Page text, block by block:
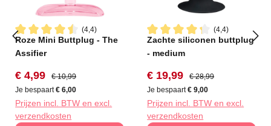
(4,4)
Gemiddelde waardering van 4.4 van 5 sterren
Roze Mini Buttplug - The
Assifier
Verkoopprijs:
€ 4,99 Normale prijs:
€ 10,99
Je bespaart€ 6,00
Prijzen incl. BTW en excl.
verzendkosten
(4,4)
Gemiddelde waardering van
Zachte siliconen buttplug
- medium
Verkoopprijs:
€ 19,99 Normale prijs:
€ 28,99
Je bespaart€ 9,00
Prijzen incl. BTW en excl.
verzendkosten